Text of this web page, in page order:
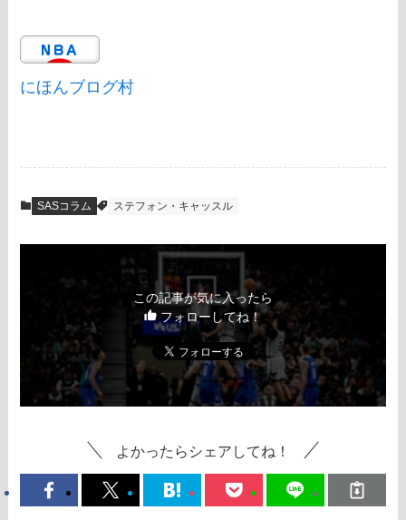
にほんブログ村
SASコラム ステフォン・キャッスル
この記事が気に入ったら
フォローしてね！
よかったらシェアしてね！